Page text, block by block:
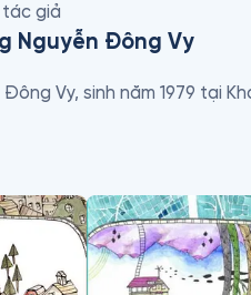
tác giả
Nguyễn Đông Vy
Vy, sinh năm 1979 tại
Vy là một cái tên
Hoa Học Trò, Báo Sinh
Vy còn là thành viên